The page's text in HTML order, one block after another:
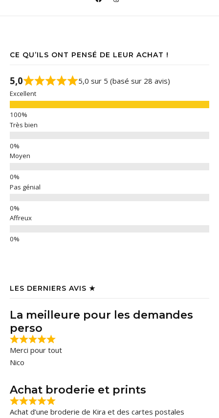
CE QU’ILS ONT PENSÉ DE LEUR ACHAT !
5,0 5,0 sur 5 (basé sur 28 avis)
Excellent
Très bien
Moyen
Pas génial
Affreux
LES DERNIERS AVIS ★
La meilleure pour les demandes
perso
Merci pour tout
Nico
Achat broderie et prints
Achat d’une broderie de Kira et des cartes postales